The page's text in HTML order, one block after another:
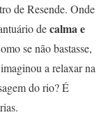
de Resende. Onde
decalma e
se não bastasse,
a relaxar na
do rio? É